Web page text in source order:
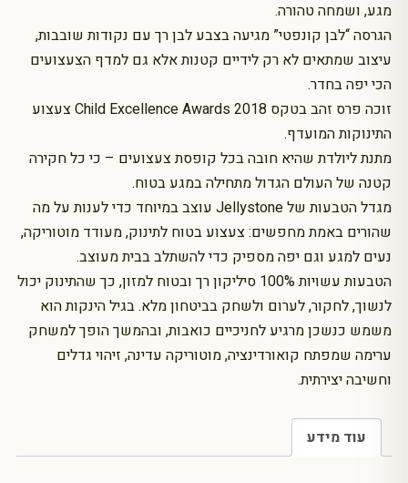
מגע, ושמחה טהורה.
הגרסה “לבן קונפטי” מגיעה בצבע לבן רך עם נקודות שובבות,
עיצוב שמתאים לא רק לידיים קטנות אלא גם למדף הצעצועים
הכי יפה בחדר.
זוכה פרס זהב בטקס Child Excellence Awards 2018 צעצוע
התינוקות המועדף.
מתנת ליולדת שהיא חובה בכל קופסת צעצועים – כי כל חקירה
קטנה של העולם הגדול מתחילה במגע בטוח.
מגדל הטבעות של Jellystone עוצב במיוחד כדי לענות על מה
שהורים באמת מחפשים: צעצוע בטוח לתינוק, מעודד מוטוריקה,
נעים למגע וגם יפה מספיק כדי להשתלב בבית מעוצב.
הטבעות עשויות 100% סיליקון רך ובטוח למזון, כך שהתינוק יכול
לנשוך, לחקור, לערום ולשחק בביטחון מלא. בגיל הינקות הוא
משמש כנשכן מרגיע לחניכיים כואבות, ובהמשך הופך למשחק
ערימה שמפתח קואורדינציה, מוטוריקה עדינה, זיהוי גדלים
וחשיבה יצירתית.
עוד מידע